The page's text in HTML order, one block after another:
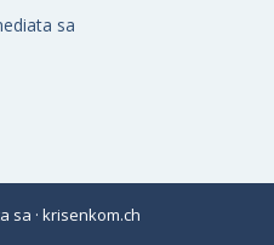
sa
sa · krisenkom.ch